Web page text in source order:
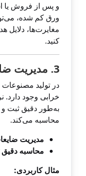
ورق کم شده،
مغایرت‌ها، دلایل
کنید.
3. مدیریت ضایعات و هدررفت منابع
در تولید
خرابی وجود دارد.
به‌طور دقیق ثبت و
محاسبه می‌کند.
مدیریت
محاسبه دقیق
مثال کاربردی: